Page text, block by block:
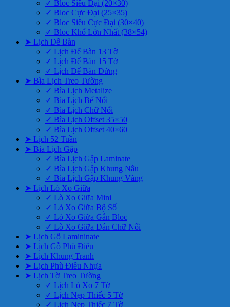
✓ Bloc Siêu Đại (20×30)
✓ Bloc Cực Đại (25×35)
✓ Bloc Siêu Cực Đại (30×40)
✓ Bloc Khổ Lớn Nhất (38×54)
➤ Lịch Để Bàn
✓ Lịch Để Bàn 13 Tờ
✓ Lịch Để Bàn 15 Tờ
✓ Lịch Để Bàn Đứng
➤ Bìa Lịch Treo Tường
✓ Bìa Lịch Metalize
✓ Bìa Lịch Bế Nổi
✓ Bìa Lịch Chữ Nổi
✓ Bìa Lịch Offset 35×50
✓ Bìa Lịch Offset 40×60
➤ Lịch 52 Tuần
➤ Bìa Lịch Gập
✓ Bìa Lịch Gập Laminate
✓ Bìa Lịch Gập Khung Nâu
✓ Bìa Lịch Gập Khung Vàng
➤ Lịch Lò Xo Giữa
✓ Lò Xo Giữa Mini
✓ Lò Xo Giữa Bộ Số
✓ Lò Xo Giữa Gắn Bloc
✓ Lò Xo Giữa Dán Chữ Nổi
➤ Lịch Gỗ Lamininate
➤ Lịch Gỗ Phù Điêu
➤ Lịch Khung Tranh
➤ Lịch Phù Điêu Nhựa
➤ Lịch Tờ Treo Tường
✓ Lịch Lò Xo 7 Tờ
✓ Lịch Nẹp Thiếc 5 Tờ
✓ Lịch Nẹp Thiếc 7 Tờ